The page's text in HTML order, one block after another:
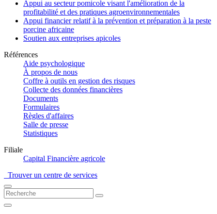
Appui au secteur pomicole visant l'amélioration de la
profitabilité et des pratiques agroenvironnementales
Appui financier relatif à la prévention et préparation à la peste
porcine africaine
Soutien aux entreprises apicoles
Références
Aide psychologique
À propos de nous
Coffre à outils en gestion des risques
Collecte des données financières
Documents
Formulaires
Règles d'affaires
Salle de presse
Statistiques
Filiale
Capital Financière agricole
Trouver un centre de services